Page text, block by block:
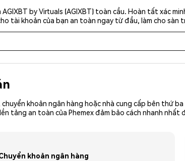
by Virtuals (AGIXBT) toàn cầu. Hoàn tất xác
tài khoản của bạn an toàn ngay từ đầu, làm cho sàn
khoản ngân hàng hoặc nhà cung cấp bên thứ
tảng an toàn của Phemex đảm bảo cách nhanh nhất
khoản ngân hàng